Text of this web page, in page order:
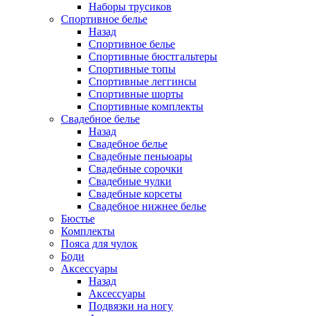
Наборы трусиков
Спортивное белье
Назад
Спортивное белье
Спортивные бюстгальтеры
Спортивные топы
Спортивные леггинсы
Спортивные шорты
Спортивные комплекты
Свадебное белье
Назад
Свадебное белье
Свадебные пеньюары
Свадебные сорочки
Свадебные чулки
Свадебные корсеты
Свадебное нижнее белье
Бюстье
Комплекты
Пояса для чулок
Боди
Аксессуары
Назад
Аксессуары
Подвязки на ногу